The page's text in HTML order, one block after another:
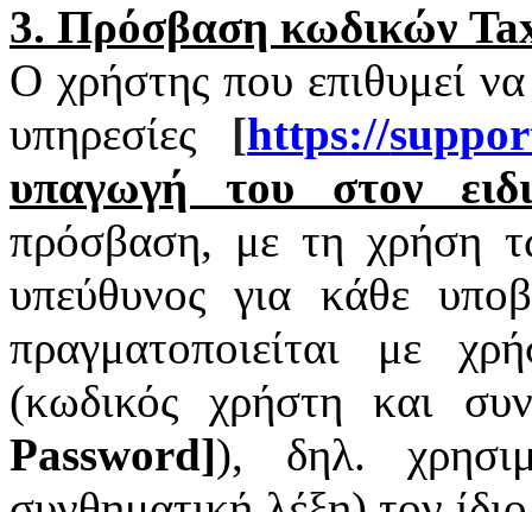
3. Πρόσβαση κωδικών
Ο χρήστης που επιθυμεί να
υπηρεσίες [https://
υπαγωγή του στον
πρόσβαση, με τη χρήση
υπεύθυνος για κάθε
πραγματοποιείται με
(κωδικός χρήστη και
Password]), δηλ.